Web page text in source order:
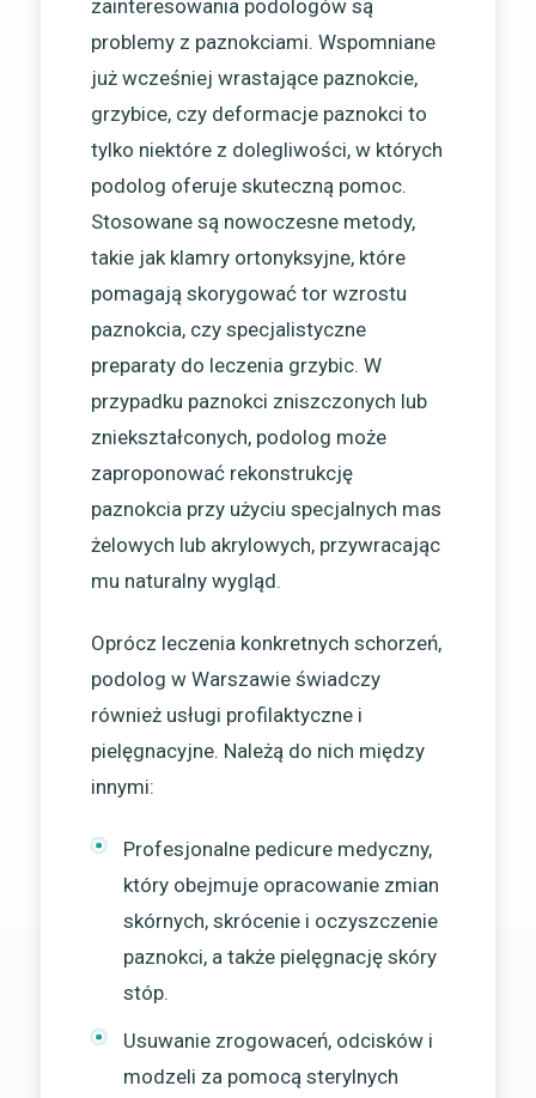
zainteresowania podologów są
problemy z paznokciami. Wspomniane
już wcześniej wrastające paznokcie,
grzybice, czy deformacje paznokci to
tylko niektóre z dolegliwości, w których
podolog oferuje skuteczną pomoc.
Stosowane są nowoczesne metody,
takie jak klamry ortonyksyjne, które
pomagają skorygować tor wzrostu
paznokcia, czy specjalistyczne
preparaty do leczenia grzybic. W
przypadku paznokci zniszczonych lub
zniekształconych, podolog może
zaproponować rekonstrukcję
paznokcia przy użyciu specjalnych mas
żelowych lub akrylowych, przywracając
mu naturalny wygląd.
Oprócz leczenia konkretnych schorzeń,
podolog w Warszawie świadczy
również usługi profilaktyczne i
pielęgnacyjne. Należą do nich między
innymi:
Profesjonalne pedicure medyczny,
który obejmuje opracowanie zmian
skórnych, skrócenie i oczyszczenie
paznokci, a także pielęgnację skóry
stóp.
Usuwanie zrogowaceń, odcisków i
modzeli za pomocą sterylnych